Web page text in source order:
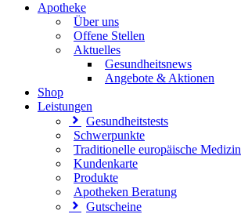
Apotheke
Über uns
Offene Stellen
Aktuelles
Gesundheitsnews
Angebote & Aktionen
Shop
Leistungen
Gesundheitstests
Schwerpunkte
Traditionelle europäische Medizin
Kundenkarte
Produkte
Apotheken Beratung
Gutscheine